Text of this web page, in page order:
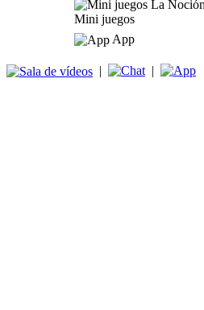
Mini juegos
App
| |